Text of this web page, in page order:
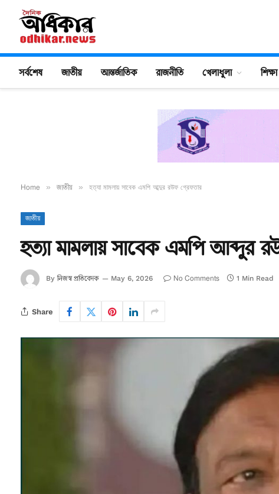
সর্বশেষ জাতীয় আন্তর্জাতিক রাজনীতি খেলাধুলা শিক্ষা
Home » জাতীয় » হত্যা মামলায় সাবেক এমপি আব্দুর রউফ গ্রেফতার
জাতীয়
হত্যা মামলায় সাবেক এমপি আব্দুর
By নিজস্ব প্রতিবেদক May 6, 2026 No Comments 1 Min Read
Share